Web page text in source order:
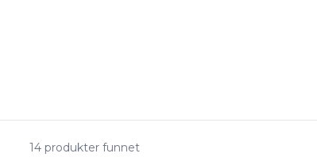
14 produkter funnet